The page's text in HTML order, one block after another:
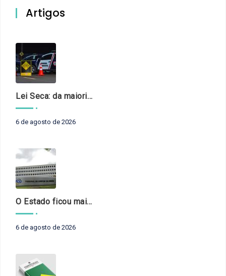
Artigos
Lei Seca: da maioridade à maturidade
6 de agosto de 2026
O Estado ficou mais complexo. O controle precisa acompanhar
6 de agosto de 2026